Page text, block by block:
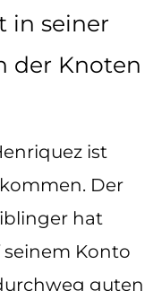
in seiner
der Knoten
ist
Der
hat
seinem Konto
guten